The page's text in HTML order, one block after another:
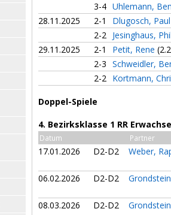
3-4 Uhlemann,
28.11.2025
2-1
Dlugosch,
2-2 Jesinghaus,
29.11.2025
2-1 Petit, Rene
2-3 Schweidler,
2-2 Kortmann,
Doppel-Spiele
4. Bezirksklasse 1 RR
Datum Partner
17.01.2026 D2-D2 Weber,
06.02.2026 D2-D2
08.03.2026 D2-D2